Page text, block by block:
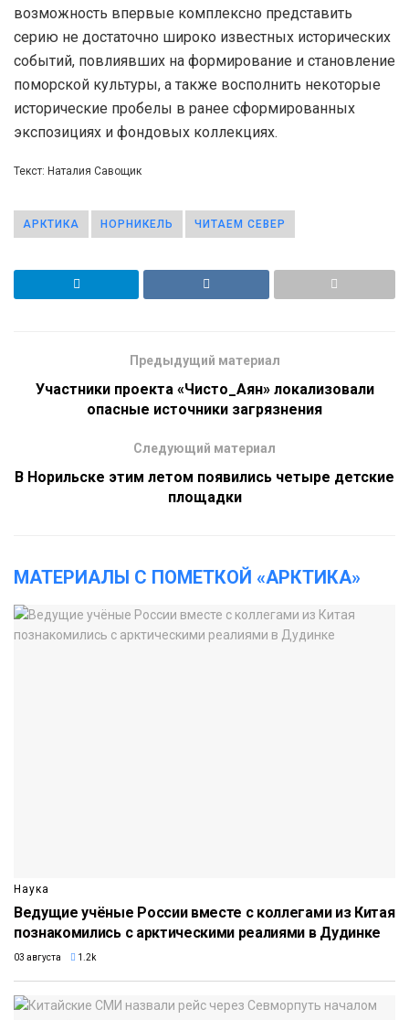
возможность впервые комплексно представить
серию не достаточно широко известных исторических
событий, повлиявших на формирование и становление
поморской культуры, а также восполнить некоторые
исторические пробелы в ранее сформированных
экспозициях и фондовых коллекциях.
Текст: Наталия Савощик
АРКТИКА НОРНИКЕЛЬ ЧИТАЕМ СЕВЕР
Предыдущий материал
Участники проекта «Чисто_Аян» локализовали
опасные источники загрязнения
Следующий материал
В Норильске этим летом появились четыре детские
площадки
МАТЕРИАЛЫ С ПОМЕТКОЙ «АРКТИКА»
Наука
Ведущие учёные России вместе с коллегами из Китая
познакомились с арктическими реалиями в Дудинке
03 августа 1.2k